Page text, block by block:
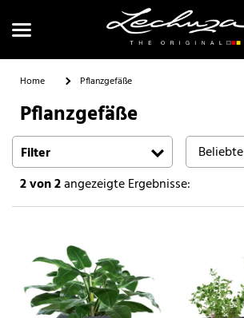
Suchen
Home Pflanzgefäße
Pflanzgefäße
Filter
2von 2angezeigte Ergebnisse: